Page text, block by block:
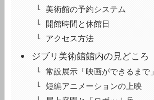
美術館の予約システム
開館時間と休館日
アクセス方法
ジブリ美術館館内の見どころ
常設展示「映画ができるまで」
短編アニメーションの上映